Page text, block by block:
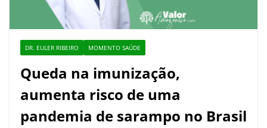
DR. EULER RIBEIRO MOMENTO SAÚDE
Queda na imunização,
aumenta risco de uma
pandemia de sarampo no Brasil